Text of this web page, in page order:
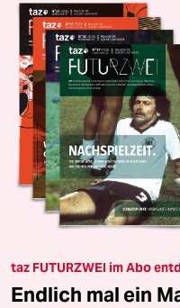
taz FUTURZWEI im Abo
Endlich mal ein